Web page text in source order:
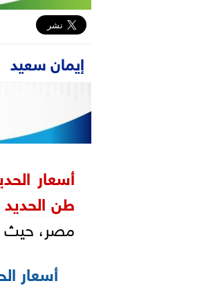
إيمان سعيد
أسعار
طن الحديد
مصر، حيث
أسعار